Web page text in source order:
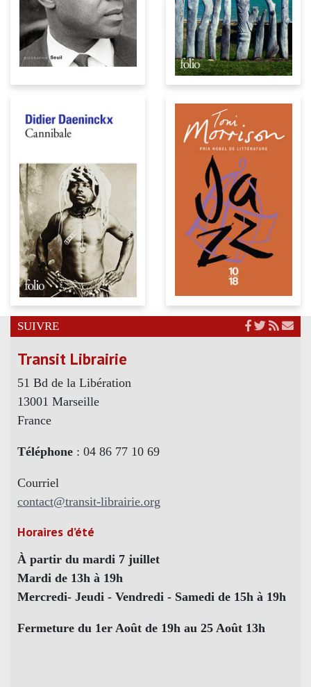
SUIVRE
Transit Librairie
51 Bd de la Libération
13001 Marseille
France
Téléphone : 04 86 77 10 69
Courriel
contact@transit-librairie.org
Horaires d’été
À partir du mardi 7 juillet
Mardi de 13h à 19h
Mercredi- Jeudi - Vendredi - Samedi de 15h à 19h
Fermeture du 1er Août de 19h au 25 Août 13h